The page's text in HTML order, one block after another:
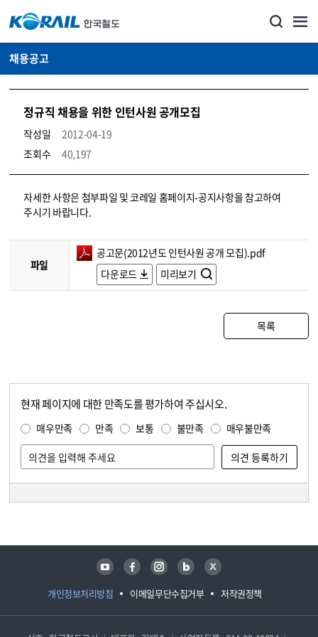
채용공고
정규직 채용을 위한 인턴사원 공개모집
작성일
2012-04-19
조회수
40,197
코레일소개_경영공시_채용공고 상세보기 – 내용, 파일, 담당자 연락처로 구성
자세한 사항은 첨부파일 및 코레일 홈페이지-공지사항을 참고하여
주시기 바랍니다.
파일
공고문(2012년도 인턴사원 공개 모집).pdf
다운로드
미리보기
목록
현재 페이지에 대한 만족도를 평가하여 주십시오.
매우만족 만족 보통 불만족 매우불만족
개인정보처리방침 이메일무단수집거부 저작권정책
유튜브 페이스북 인스타그램 블로그 트위터